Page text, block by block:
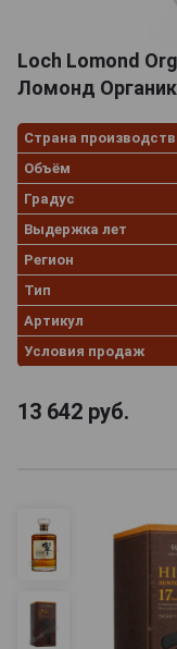
Loch Lomond
Ломонд
Страна
Объём
Градус
Выдержка лет
Регион
Тип
Артикул
Условия продаж
13 642 руб.